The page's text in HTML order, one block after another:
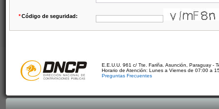
*Código de seguridad:
E.E.U.U. 961 c/ Tte. Fariña. Asunción, Paraguay -
Horario de Atención: Lunes a Viernes de 07:00 a
Preguntas Frecuentes